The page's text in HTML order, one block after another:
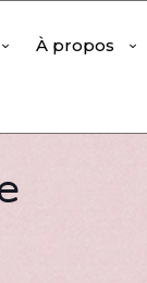
À propos